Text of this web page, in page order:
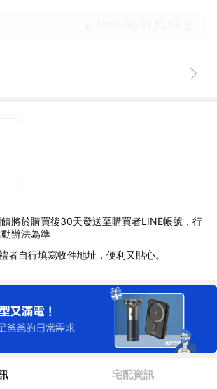
饋將於購買後30天發送至購買者LINE帳號，行
辦法為準
者自行填寫收件地址，便利又貼心。
宅配資訊